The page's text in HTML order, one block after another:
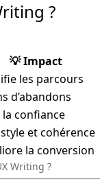
?
Writing ?
💡 Impact
les parcours
d’abandons
la confiance
et cohérence
la conversion